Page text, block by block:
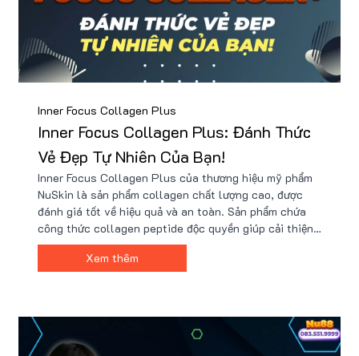
Inner Focus Collagen Plus
Inner Focus Collagen Plus: Đánh Thức
Vẻ Đẹp Tự Nhiên Của Bạn!
Inner Focus Collagen Plus của thương hiệu mỹ phẩm
NuSkin là sản phẩm collagen chất lượng cao, được
đánh giá tốt về hiệu quả và an toàn. Sản phẩm chứa
công thức collagen peptide độc quyền giúp cải thiện
độ đàn hồi và làm mờ nếp nhăn cho da. Inner Focus
Collagen Plus có nguồn gốc từ Mỹ, được sản xuất
Xem thêm